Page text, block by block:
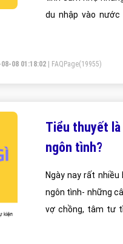
du nhập vào nước
08 01:18:02 FAQPage(19955)
Tiểu thuyết
ngôn tình?
Ngày nay rất
ngôn tình- những
vợ chồng, tâm tư